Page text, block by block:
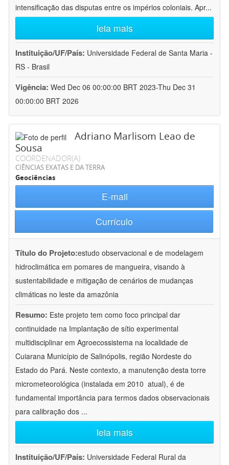
intensificação das disputas entre os impérios coloniais. Apr...
leia mais
Instituição/UF/País: Universidade Federal de Santa Maria -
RS - Brasil
Vigência: Wed Dec 06 00:00:00 BRT 2023-Thu Dec 31
00:00:00 BRT 2026
Adriano Marlisom Leao de
Sousa
COORDENADOR(A)
CIÊNCIAS EXATAS E DA TERRA
Geociências
E-mail
Currículo
Título do Projeto:estudo observacional e de modelagem
hidroclimática em pomares de mangueira, visando à
sustentabilidade e mitigação de cenários de mudanças
climáticas no leste da amazônia
Resumo: Este projeto tem como foco principal dar
continuidade na Implantação de sítio experimental
multidisciplinar em Agroecossistema na localidade de
Cuiarana Município de Salinópolis, região Nordeste do
Estado do Pará. Neste contexto, a manutenção desta torre
micrometeorológica (instalada em 2010  atual), é de
fundamental importância para termos dados observacionais
para calibração dos ...
leia mais
Instituição/UF/País: Universidade Federal Rural da